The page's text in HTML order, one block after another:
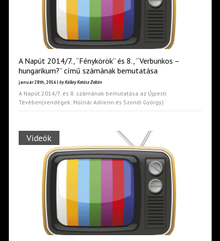
A Napút 2014/7., “Fénykörök” és 8., “Verbunkos –
hungarikum?” című számának bemutatása
január 28th, 2016 | by Kállay Kotász Zoltán
A Napút 2014/7. és 8. számának bemutatása az Újpesti
Tévében(vendégek: Molnár Adrienn és Szondi György)
Videók